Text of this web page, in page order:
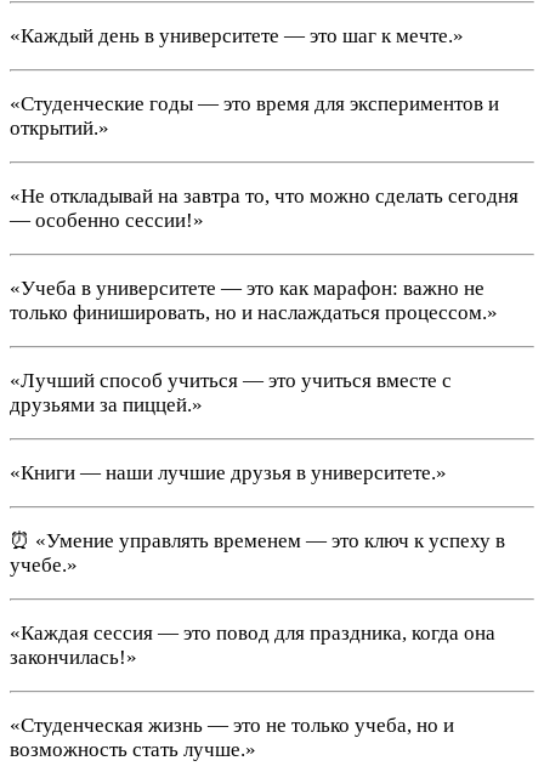
«Каждый день в университете — это шаг к мечте.»
«Студенческие годы — это время для экспериментов и
открытий.»
«Не откладывай на завтра то, что можно сделать сегодня
— особенно сессии!»
«Учеба в университете — это как марафон: важно не
только финишировать, но и наслаждаться процессом.»
«Лучший способ учиться — это учиться вместе с
друзьями за пиццей.»
«Книги — наши лучшие друзья в университете.»
⏰ «Умение управлять временем — это ключ к успеху в
учебе.»
«Каждая сессия — это повод для праздника, когда она
закончилась!»
«Студенческая жизнь — это не только учеба, но и
возможность стать лучше.»